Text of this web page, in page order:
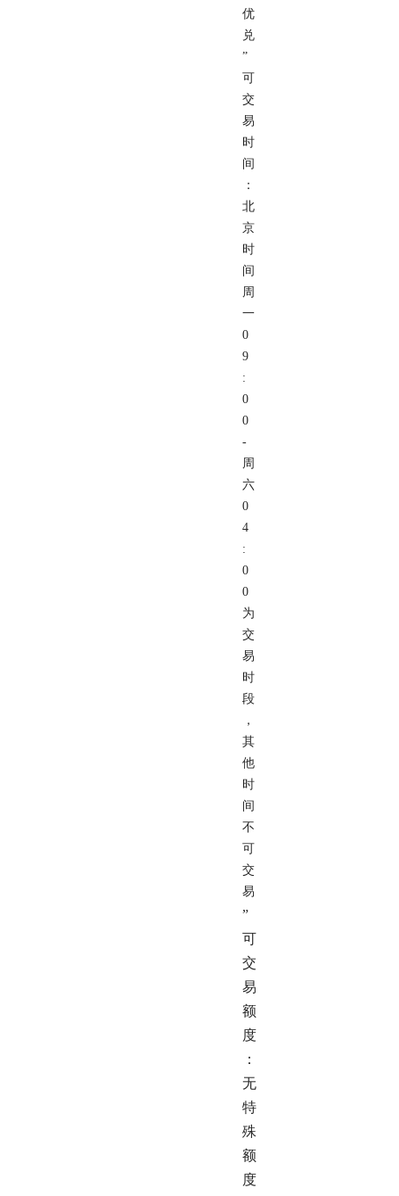
优
兑
”
可
交
易
时
间
：
北
京
时
间
周
一
0
9
:
0
0
-
周
六
0
4
:
0
0
为
交
易
时
段
，
其
他
时
间
不
可
交
易
”
可
交
易
额
度
：
无
特
殊
额
度